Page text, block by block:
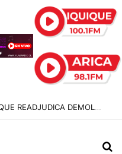
CONCEJO MUNICIPAL DE IQUIQUE READJUDICA DEMOLICIÓN DE LETREROS Y SU COSTO SE DISPARA TRAS MESES DE RETRASO